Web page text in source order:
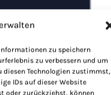
zu speichern
zu verbessern und um
diesen Technologien zustimmst,
IDs auf dieser Website
oder zurückziehst, können